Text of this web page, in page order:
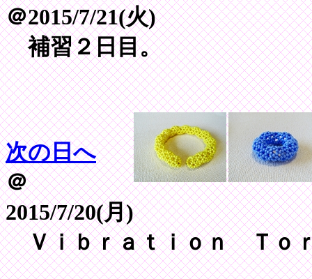
＠2015/7/21(火)
補習２日目。
次の日へ
＠
2015/7/20(月)
Ｖｉｂｒａｔｉｏｎ Ｔｏｒ